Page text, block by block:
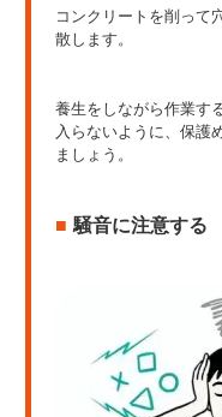
コンクリートを削って
散します。
養生をしながら作業す
入らないように、保護
ましょう。
騒音に注意する